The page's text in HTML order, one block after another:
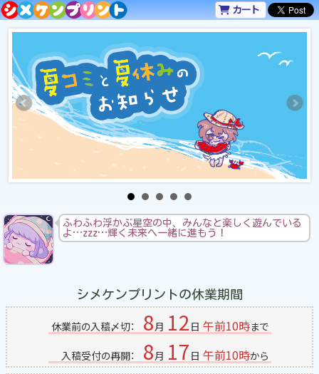
カート
ふわふわ浮かぶ星空の中、みんなと楽しく遊んでいる
よ…zzz…輝く未来へ一緒に進もう！
シメケンプリントの休業期間
休業前の入稿〆切： 8月 12 日 午前10時まで
入稿受付の再開： 8月 17 日 午前10時から